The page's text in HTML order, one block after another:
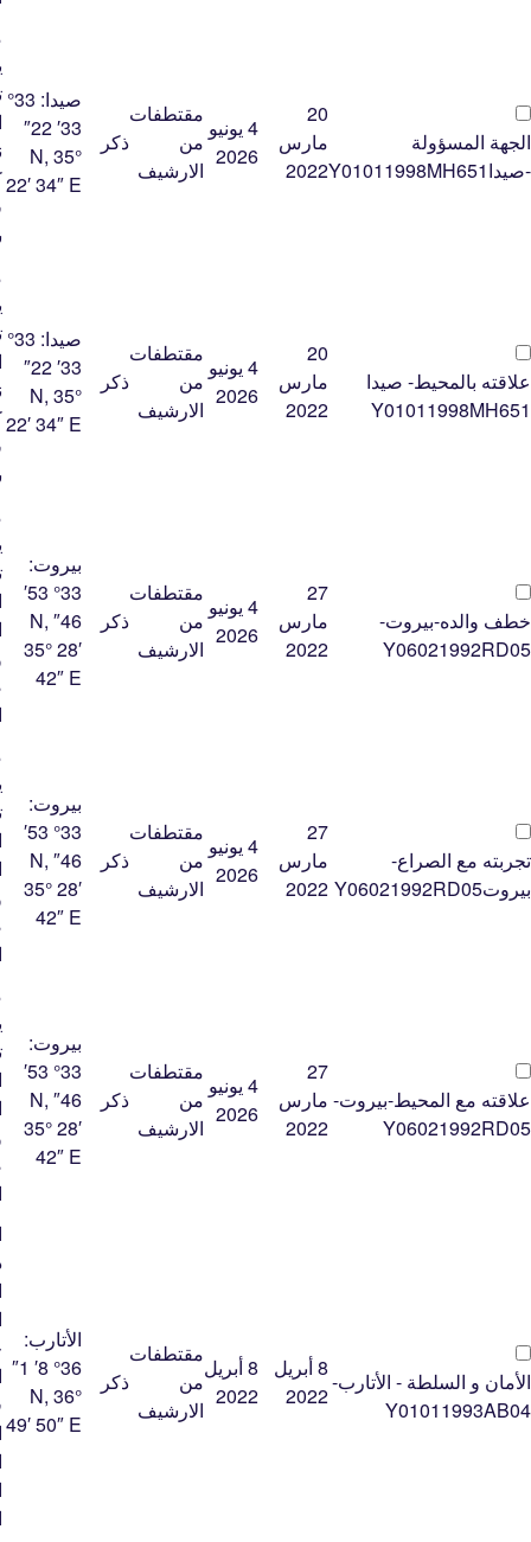
الجهة المسؤولة
-صيداY01011998MH651
20
مارس
2022
4 يونيو
2026
مقتطفات
من
الارشيف
ذكر
صيدا:
33°
33′ 22″
N, 35°
22′ 34″ E
علاقته بالمحيط- صيدا
Y01011998MH651
20
مارس
2022
4 يونيو
2026
مقتطفات
من
الارشيف
ذكر
صيدا:
33°
33′ 22″
N, 35°
22′ 34″ E
خطف والده-بيروت-
Y06021992RD05
27
مارس
2022
4 يونيو
2026
مقتطفات
من
الارشيف
ذكر
بيروت:
33° 53′
46″ N,
35° 28′
42″ E
تجربته مع الصراع-
بيروتY06021992RD05
27
مارس
2022
4 يونيو
2026
مقتطفات
من
الارشيف
ذكر
بيروت:
33° 53′
46″ N,
35° 28′
42″ E
علاقته مع المحيط-بيروت-
Y06021992RD05
27
مارس
2022
4 يونيو
2026
مقتطفات
من
الارشيف
ذكر
بيروت:
33° 53′
46″ N,
35° 28′
42″ E
الأمان و السلطة - الأتارب-
Y01011993AB04
8 أبريل
2022
8 أبريل
2022
مقتطفات
من
الارشيف
ذكر
الأتارب:
36° 8′ 1″
N, 36°
49′ 50″ E